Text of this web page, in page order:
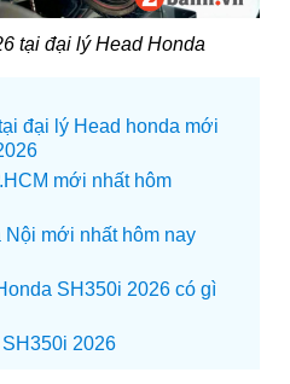
tại đại lý Head Honda
đại lý Head honda mới
mới nhất hôm
mới nhất hôm nay
SH350i 2026 có gì
2026